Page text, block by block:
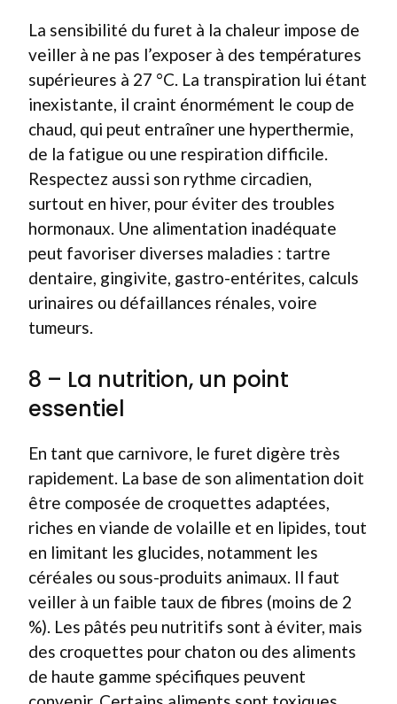
La sensibilité du furet à la chaleur impose de
veiller à ne pas l’exposer à des températures
supérieures à 27 °C. La transpiration lui étant
inexistante, il craint énormément le coup de
chaud, qui peut entraîner une hyperthermie,
de la fatigue ou une respiration difficile.
Respectez aussi son rythme circadien,
surtout en hiver, pour éviter des troubles
hormonaux. Une alimentation inadéquate
peut favoriser diverses maladies : tartre
dentaire, gingivite, gastro-entérites, calculs
urinaires ou défaillances rénales, voire
tumeurs.
8 – La nutrition, un point
essentiel
En tant que carnivore, le furet digère très
rapidement. La base de son alimentation doit
être composée de croquettes adaptées,
riches en viande de volaille et en lipides, tout
en limitant les glucides, notamment les
céréales ou sous-produits animaux. Il faut
veiller à un faible taux de fibres (moins de 2
%). Les pâtés peu nutritifs sont à éviter, mais
des croquettes pour chaton ou des aliments
de haute gamme spécifiques peuvent